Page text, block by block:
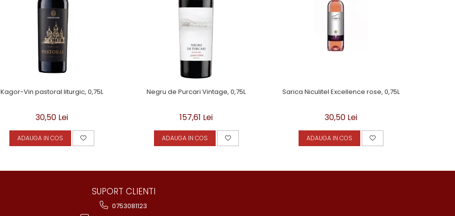
Kagor-Vin pastoral liturgic, 0,75L
30,50 Lei
ADAUGA IN COS
Negru de Purcari Vintage, 0,75L
157,61 Lei
ADAUGA IN COS
Sarica Niculitel Excellence rose, 0,75L
30,50 Lei
ADAUGA IN COS
SUPORT CLIENTI
0753081123